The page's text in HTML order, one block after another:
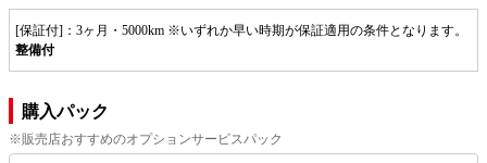
[保証付]：3ヶ月・5000km ※いずれか早い時期が保証適用の条件となります。
整備付
購入パック
※販売店おすすめのオプションサービスパック